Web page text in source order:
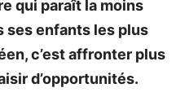
qui paraît la moins
ses enfants les plus
c’est affronter plus
d’opportunités.